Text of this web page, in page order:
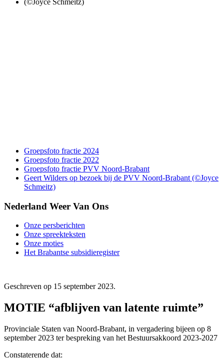
Groepsfoto fractie 2024
Groepsfoto fractie 2022
Groepsfoto fractie PVV Noord-Brabant
Geert Wilders op bezoek bij de PVV Noord-Brabant (©Joyce
Schmeitz)
Nederland Weer Van Ons
Onze persberichten
Onze spreekteksten
Onze moties
Het Brabantse subsidieregister
Geschreven op 15 september 2023.
MOTIE “afblijven van latente ruimte”
Provinciale Staten van Noord-Brabant, in vergadering bijeen op 8
september 2023 ter bespreking van het Bestuursakkoord 2023-2027
Constaterende dat: